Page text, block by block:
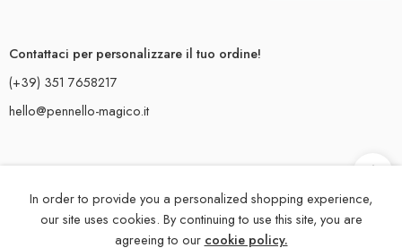
Contattaci per personalizzare il tuo ordine!
(+39) 351 7658217
hello@pennello-magico.it
Creiamo con
dal Salento!
In order to provide you a personalized shopping experience,
our site uses cookies. By continuing to use this site, you are
agreeing to our cookie policy.